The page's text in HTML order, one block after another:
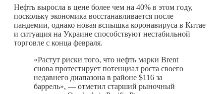
Нефть выросла в цене более чем на 40% в этом году,
поскольку экономика восстанавливается после
пандемии, однако новая вспышка коронавируса в Китае
и ситуация на Украине способствуют нестабильной
торговле с конца февраля.
«Растут риски того, что нефть марки Brent
снова протестирует потенциал роста своего
недавнего диапазона в районе $116 за
баррель», — отметил старший рыночный